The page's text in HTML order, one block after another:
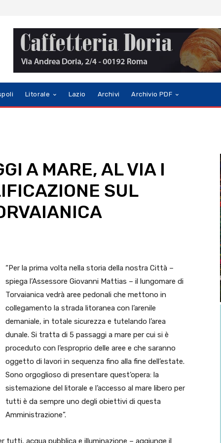
Litorale Lazio Archivi Archivio PDF
A MARE, AL VIA I
SUL
“Per la prima volta nella storia della nostra Città –
spiega l’Assessore Giovanni Mattias – il lungomare di
Torvaianica vedrà aree pedonali che mettono in
collegamento la strada litoranea con l’arenile
demaniale, in totale sicurezza e tutelando l’area
dunale. Si tratta di 5 passaggi a mare per cui si è
proceduto con l’esproprio delle aree e che saranno
oggetto di lavori in sequenza fino alla fine dell’estate.
Sono orgoglioso di presentare quest’opera: la
sistemazione del litorale e l’accesso al mare libero per
tutti è da sempre uno degli obiettivi di questa
Amministrazione”.
tutti, acqua pubblica e illuminazione – aggiunge il